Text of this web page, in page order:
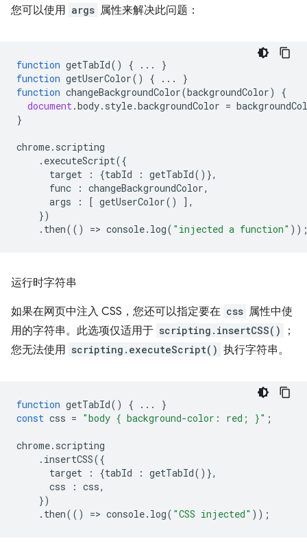
您可以使用 args 属性来解决此问题：
function getTabId() { ...
}
function getUserColor() { ...
}
function changeBackgroundColor(backgroundColor)
{
document.body. style.backgroundColor =
}
chrome. scripting
. executeScript({
target
: {tabId : getTabId()},
func
: changeBackgroundColor,
args
: [ getUserColor()
],
})
. then(() => console. log( "injected a function"
运行时字符串
如果在网页中注入 CSS，您还可以指定要在 css 属性中使
用的字符串。此选项仅适用于 scripting.insertCSS()
；
您无法使用 scripting.executeScript() 执行字符串。
function getTabId() { ...
}
const css = "body { background-color: red; }" ;
chrome. scripting
. insertCSS({
target
: {tabId : getTabId()},
css
: css,
})
. then(() => console. log( "CSS injected" ));